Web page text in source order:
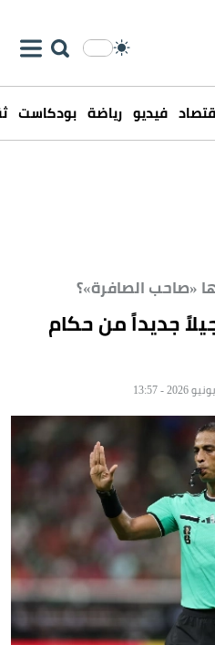
فيديو رياضة بودكاست
«صاحب الصافرة»؟
يطلق جيلاً جديداً من حكام